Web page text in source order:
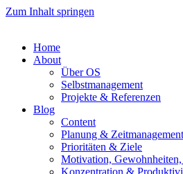
Zum Inhalt springen
Home
About
Über OS
Selbstmanagement
Projekte & Referenzen
Blog
Content
Planung & Zeitmanagement
Prioritäten & Ziele
Motivation,
Konzentration &